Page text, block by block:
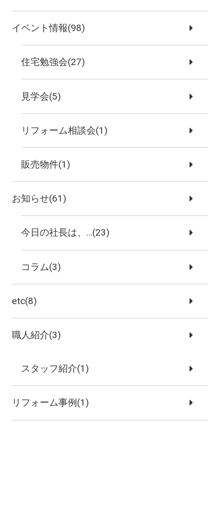
イベント情報(98)
住宅勉強会(27)
見学会(5)
リフォーム相談会(1)
販売物件(1)
お知らせ(61)
今日の社長は、…(23)
コラム(3)
etc(8)
職人紹介(3)
スタッフ紹介(1)
リフォーム事例(1)